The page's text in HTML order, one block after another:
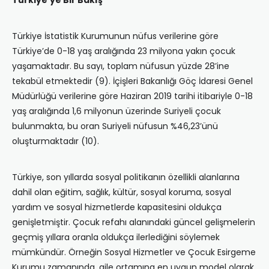
Türkiye İstatistik Kurumunun nüfus verilerine göre
Türkiye’de 0-18 yaş aralığında 23 milyona yakın çocuk
yaşamaktadır. Bu sayı, toplam nüfusun yüzde 28’ine
tekabül etmektedir (9). İçişleri Bakanlığı Göç İdaresi Genel
Müdürlüğü verilerine göre Haziran 2019 tarihi itibariyle 0-18
yaş aralığında 1,6 milyonun üzerinde Suriyeli çocuk
bulunmakta, bu oran Suriyeli nüfusun %46,23’ünü
oluşturmaktadır (10).
Türkiye, son yıllarda sosyal politikanın özellikli alanlarına
dahil olan eğitim, sağlık, kültür, sosyal koruma, sosyal
yardım ve sosyal hizmetlerde kapasitesini oldukça
genişletmiştir. Çocuk refahı alanındaki güncel gelişmelerin
geçmiş yıllara oranla oldukça ilerlediğini söylemek
mümkündür. Örneğin Sosyal Hizmetler ve Çocuk Esirgeme